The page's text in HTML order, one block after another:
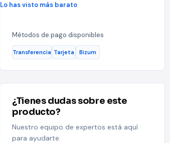
Lo has visto más barato
Métodos de pago disponibles
Transferencia Tarjeta Bizum
¿Tienes dudas sobre este
producto?
Nuestro equipo de expertos está aquí
para ayudarte.